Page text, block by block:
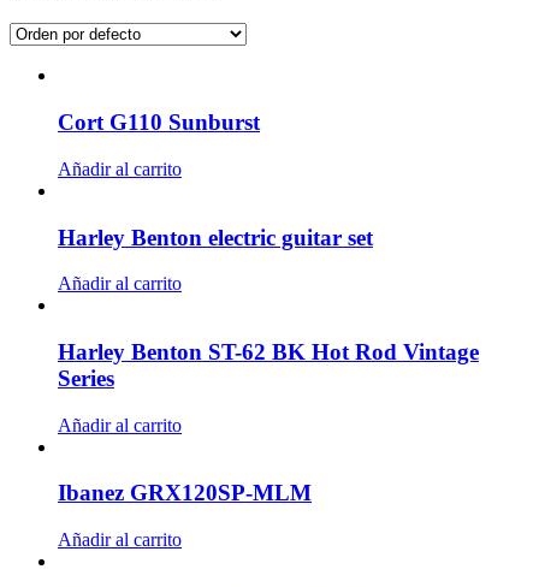
Cort G110 Sunburst
Añadir al carrito
Harley Benton electric guitar set
Añadir al carrito
Harley Benton ST-62 BK Hot Rod Vintage
Series
Añadir al carrito
Ibanez GRX120SP-MLM
Añadir al carrito